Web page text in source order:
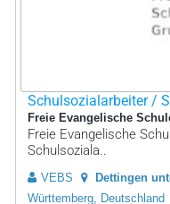
Schulsozialarbeiter /
Freie Evangelische
Freie Evangelische
Schulsoziala..
VEBS Dettingen
Württemberg, Deutschland